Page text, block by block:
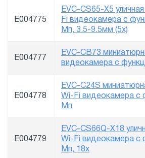
E004775
EVC-CS65-X5
Fi видеокамера с
Мп, 3.5-9.5мм (5x)
E004777
EVC-CB73
видеокамера с
E004778
EVC-C24S
Wi-Fi видеокамера с
Мп
E004779
EVC-CS66Q-X18
Wi-Fi видеокамера с
Мп, 18x